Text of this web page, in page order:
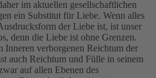
im aktuellen gesellschaftlichen
ein Substitut für Liebe. Wenn alles
der Liebe ist, ist unser
denn die Liebe ist ohne Grenzen.
Inneren verborgenen Reichtum der
auch Reichtum und Fülle in seinem
auf allen Ebenen des